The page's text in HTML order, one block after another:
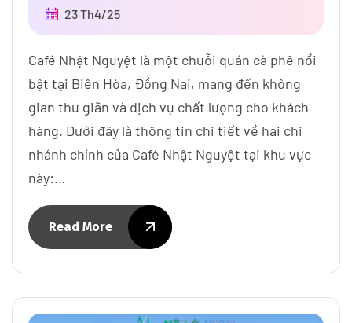
23 Th4/25
Café Nhật Nguyệt là một chuỗi quán cà phê nổi
bật tại Biên Hòa, Đồng Nai, mang đến không
gian thư giãn và dịch vụ chất lượng cho khách
hàng. Dưới đây là thông tin chi tiết về hai chi
nhánh chính của Café Nhật Nguyệt tại khu vực
này:​…
Read More